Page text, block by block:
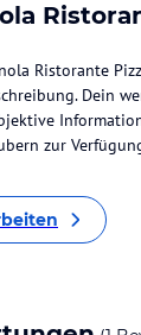
Ristorante
Dein
zur